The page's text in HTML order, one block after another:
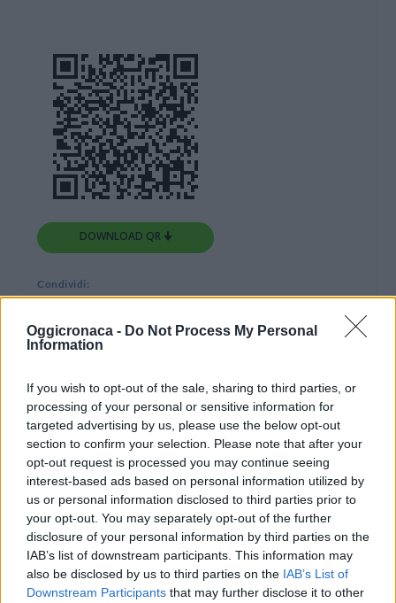
Oggicronaca - Do Not Process My Personal
Information
If you wish to opt-out of the sale, sharing to third parties, or
processing of your personal or sensitive information for
targeted advertising by us, please use the below opt-out
section to confirm your selection. Please note that after your
opt-out request is processed you may continue seeing
interest-based ads based on personal information utilized by
us or personal information disclosed to third parties prior to
your opt-out. You may separately opt-out of the further
disclosure of your personal information by third parties on the
IAB’s list of downstream participants. This information may
also be disclosed by us to third parties on the IAB’s List of
Downstream Participants that may further disclose it to other
DOWNLOAD QR 🠋
Condividi:
Stampa
Correlati
Schianto nella notte a
Sale: muore un
giovane, un altro è
grave ed è ricoverato
in prognosi riservata
Sono Annalisa
Cornaggia di Sale e
Riccardo Salvagnin di
Castelnuovo i ragazzi
deceduti